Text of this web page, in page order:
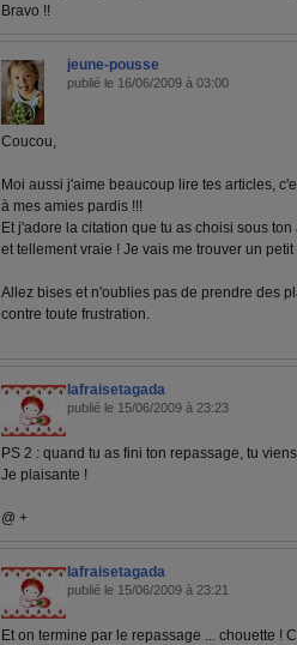
Bravo !!
jeune-pousse
publié le 16/06/2009 à 03:00
Coucou,
Moi aussi j'aime beaucoup lire tes articles,
à mes amies pardis !!!
Et j'adore la citation que tu as choisi sous
et tellement vraie ! Je vais me trouver un
Allez bises et n'oublies pas de prendre des
contre toute frustration.
lafraisetagada
publié le 15/06/2009 à 23:23
PS 2 : quand tu as fini ton repassage, tu
Je plaisante !
@ +
lafraisetagada
publié le 15/06/2009 à 23:21
Et on termine par le repassage ... chouette !